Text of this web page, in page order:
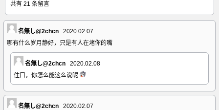
共有 21 条留言
名無し@2chcn
2020.02.07
哪有什么岁月静好，只是有人在堵你的嘴
名無し@2chcn
2020.02.08
住口，你怎么能这么说呢
名無し@2chcn
2020.02.07